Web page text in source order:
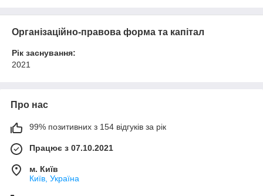
Організаційно-правова форма та капітал
Рік заснування:
2021
Про нас
99% позитивних з 154 відгуків за рік
Працює з 07.10.2021
м. Київ
Київ, Україна